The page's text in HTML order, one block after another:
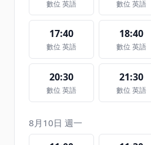
數位 英語 數位 英語
17:40
數位 英語
18:40
數位 英語
20:30
數位 英語
21:30
數位 英語
8月10日 週一